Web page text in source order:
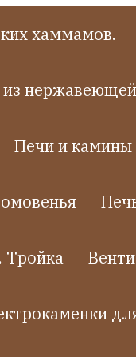
хаммамов.
Печи и камины
Тройка